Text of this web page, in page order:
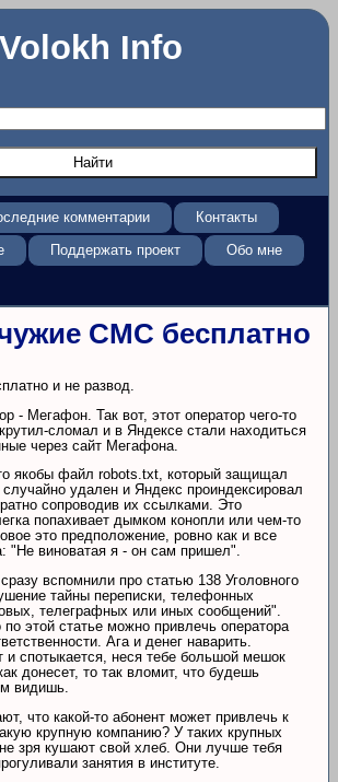
Volokh Info
комментарии
Контакты
Поддержать проект
Обо мне
СМС бесплатно
и не развод.
- Мегафон. Так вот, этот оператор чего-то
сломал и в Яндексе стали находиться
через сайт Мегафона.
якобы файл robots.txt, который защищал
удален и Яндекс проиндексировал
сопроводив их ссылками. Это
попахивает дымком конопли или чем-то
это предположение, ровно как и все
"Не виноватая я - он сам пришел".
вспомнили про статью 138 Уголовного
тайны переписки, телефонных
телеграфных или иных сообщений".
по этой статье можно привлечь оператора
Ага и денег наварить.
спотыкается, неся тебе большой мешок
донесет, то так вломит, что будешь
видишь.
что какой-то абонент может привлечь к
крупную компанию? У таких крупных
зря кушают свой хлеб. Они лучше тебя
занятия в институте.